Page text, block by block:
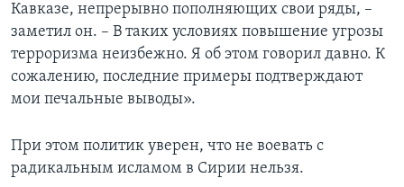
Кавказе, непрерывно пополняющих свои ряды, –
заметил он. – В таких условиях повышение угрозы
терроризма неизбежно. Я об этом говорил давно. К
сожалению, последние примеры подтверждают
мои печальные выводы».
При этом политик уверен, что не воевать с
радикальным исламом в Сирии нельзя.